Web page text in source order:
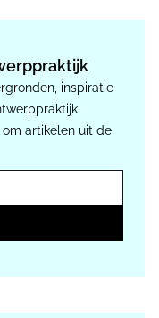
inspiratie
om artikelen uit de